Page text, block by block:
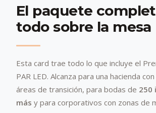
El paquete
todo sobre la mesa
Esta card trae todo lo que incluye el
PAR LED. Alcanza para una hacienda
áreas de transición, para bodas de 250
más y para corporativos con zonas de